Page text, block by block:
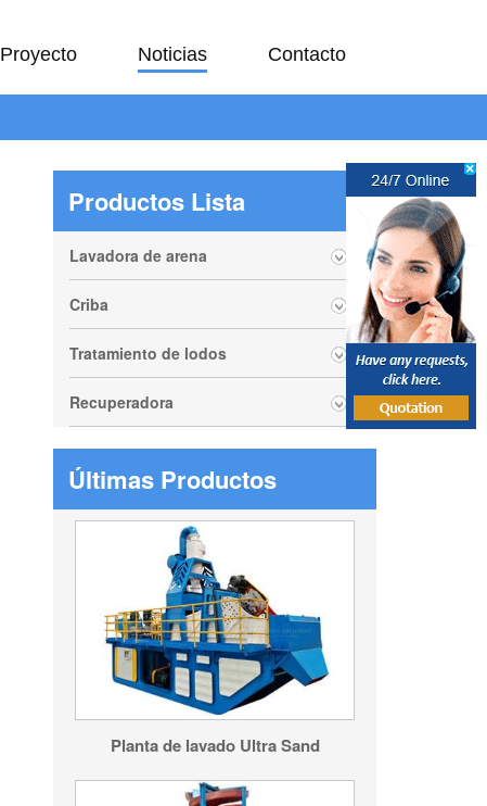
Proyecto Noticias Contacto
Productos Lista
Lavadora de arena
Criba
Tratamiento de lodos
Recuperadora
Últimas Productos
Planta de lavado Ultra Sand